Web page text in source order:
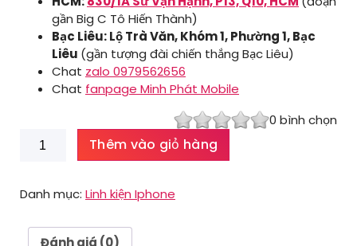
gần Big C Tô Hiến Thành)
Bạc Liêu: Lộ Trà Văn, Khóm 1, Phường 1, Bạc
Liêu (gần tượng đài chiến thắng Bạc Liêu)
Chat zalo 0979562656
Chat fanpage Minh Phát Mobile
0 bình chọn
Anten
12
Max
Thêm vào giỏ hàng
Danh mục: Linh kiện Iphone
Đánh giá (0)